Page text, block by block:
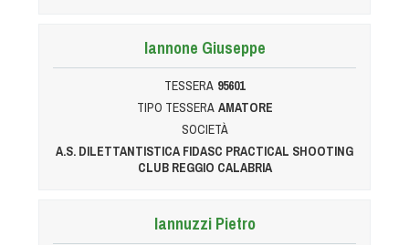
Iannone Giuseppe
TESSERA 95601
TIPO TESSERA AMATORE
SOCIETÀ
A.S. DILETTANTISTICA FIDASC PRACTICAL SHOOTING
CLUB REGGIO CALABRIA
Iannuzzi Pietro